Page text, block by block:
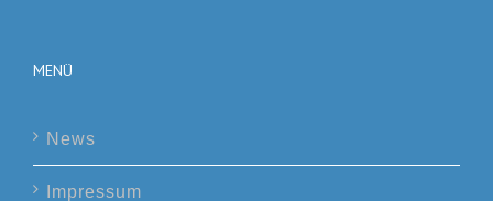
MENÜ
News
Impressum